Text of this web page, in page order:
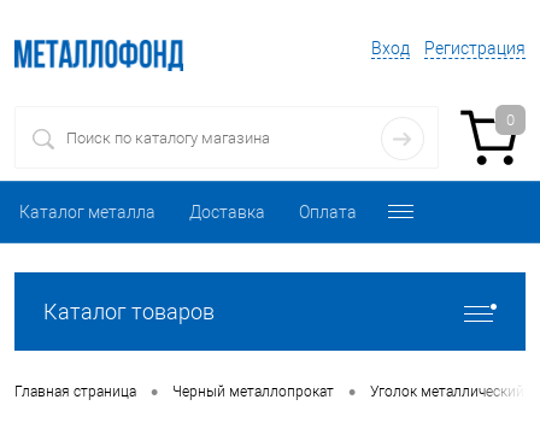
Вход Регистрация
0
Каталог металла Доставка Оплата
Каталог товаров
Главная страница • Черный металлопрокат • Уголок металлический